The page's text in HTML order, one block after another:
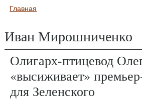
Вы здесь
Главная
Иван Мирошниченко
Олигарх-птицевод
«высиживает»
для Зеленского